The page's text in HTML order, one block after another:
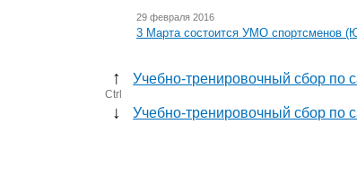
29 февраля 2016
3 Марта состоится УМО спортсменов
↑ Учебно-тренировочный сбор по
Ctrl
↓ Учебно-тренировочный сбор